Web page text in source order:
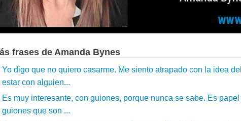
frases de Amanda Bynes
Yo digo que no quiero casarme. Me siento atrapado con la idea
estar con alguien...
Es muy interesante, con guiones, porque nunca se sabe. Es
guiones que son ...